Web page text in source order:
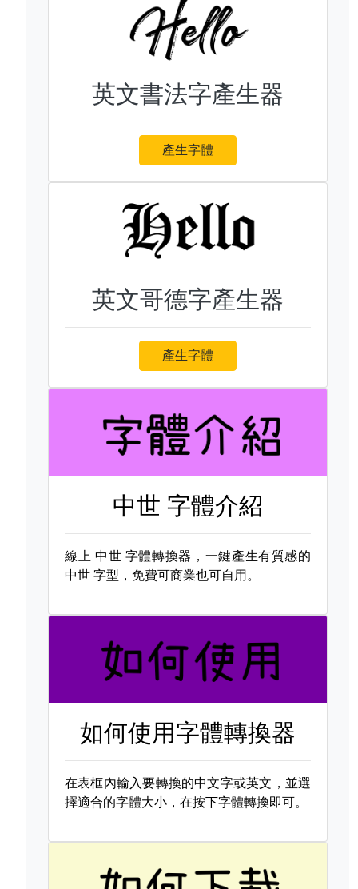
英文書法字產生器
產生字體
英文哥德字產生器
產生字體
中世 字體介紹
線上 中世 字體轉換器，一鍵產生有質感的
中世 字型，免費可商業也可自用。
如何使用字體轉換器
在表框內輸入要轉換的中文字或英文，並選
擇適合的字體大小，在按下字體轉換即可。